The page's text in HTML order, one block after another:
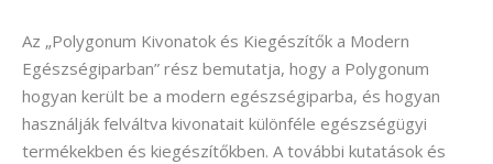
Az „Polygonum Kivonatok és Kiegészítők a Modern
Egészségiparban” rész bemutatja, hogy a Polygonum
hogyan került be a modern egészségiparba, és hogyan
használják felváltva kivonatait különféle egészségügyi
termékekben és kiegészítőkben. A további kutatások és